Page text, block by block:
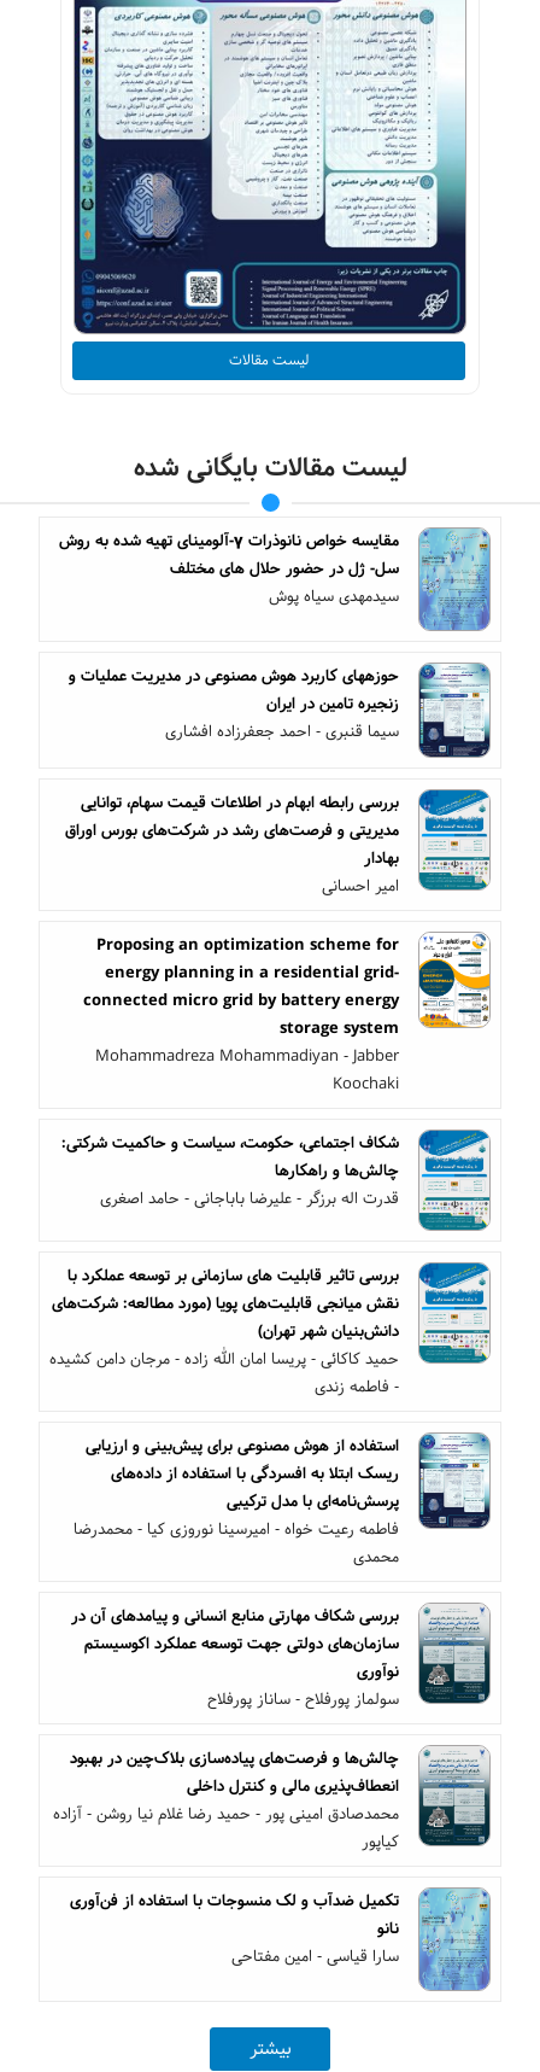
لیست مقالات
لیست مقالات بایگانی شده
مقایسه خواص نانوذرات γ-آلومینای تهیه شده به روش
سل- ژل در حضور حلال های مختلف
سیدمهدی سیاه پوش
حوزه‏های کاربرد هوش مصنوعی در مدیریت عملیات و
زنجیره تامین در ایران
سیما قنبری - احمد جعفرزاده افشاری
بررسی رابطه ابهام در اطلاعات قیمت سهام، توانایی
مدیریتی و فرصت‌های رشد در شرکت‌های بورس اوراق
بهادار
امیر احسانی
Proposing an optimization scheme for
energy planning in a residential grid-
connected micro grid by battery energy
storage system
Mohammadreza Mohammadiyan - Jabber
Koochaki
شکاف اجتماعی، حکومت، سیاست و حاکمیت شرکتی:
چالش‌ها و راهکارها
قدرت اله برزگر - علیرضا باباجانی - حامد اصغری
بررسی تاثیر قابلیت های سازمانی بر توسعه عملکرد با
نقش میانجی قابلیت‌های پویا (مورد مطالعه: شرکت‌های
دانش‌بنیان شهر تهران)
حمید کاکائی - پریسا امان الله زاده - مرجان دامن کشیده
- فاطمه زندی
استفاده از هوش مصنوعی برای پیش‌بینی و ارزیابی
ریسک ابتلا به افسردگی با استفاده از داده‌های
پرسش‌نامه‌ای با مدل ترکیبی
فاطمه رعیت خواه - امیرسینا نوروزی کیا - محمدرضا
محمدی
بررسی شکاف مهارتی منابع انسانی و پیامدهای آن در
سازمان‌های دولتی جهت توسعه عملکرد اکوسیستم
نوآوری
سولماز پورفلاح - ساناز پورفلاح
چالش‌ها و فرصت‌های پیاده‌سازی بلاک‌چین در بهبود
انعطاف‌پذیری مالی و کنترل داخلی
محمدصادق امینی پور - حمید رضا غلام نیا روشن - آزاده
کیاپور
تکمیل ضدآب و لک منسوجات با استفاده از فن‌آوری
نانو
سارا قیاسی - امین مفتاحی
بیشتر